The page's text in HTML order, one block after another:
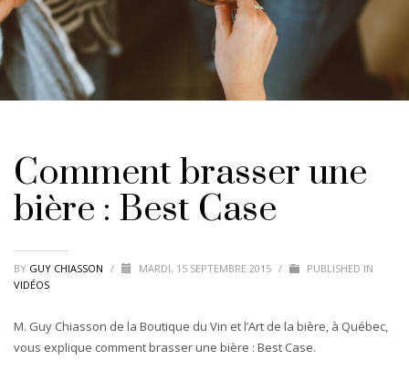
Comment brasser une
bière : Best Case
BY GUY CHIASSON / MARDI, 15 SEPTEMBRE 2015 /
PUBLISHED IN
VIDÉOS
M. Guy Chiasson de la Boutique du Vin et l’Art de la bière, à Québec,
vous explique comment brasser une bière : Best Case.